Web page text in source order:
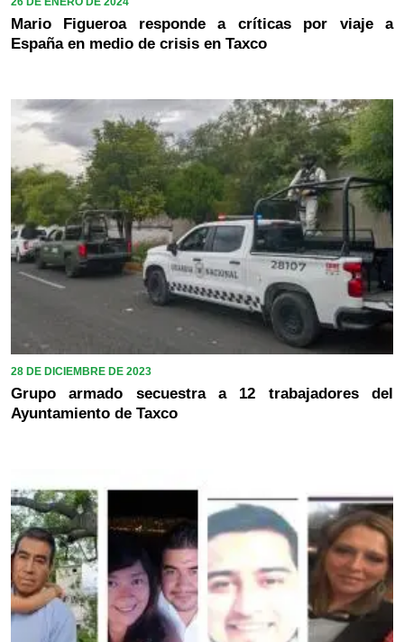
Mario Figueroa responde a críticas por viaje a
España en medio de crisis en Taxco
28 DE DICIEMBRE DE 2023
Grupo armado secuestra a 12 trabajadores del
Ayuntamiento de Taxco